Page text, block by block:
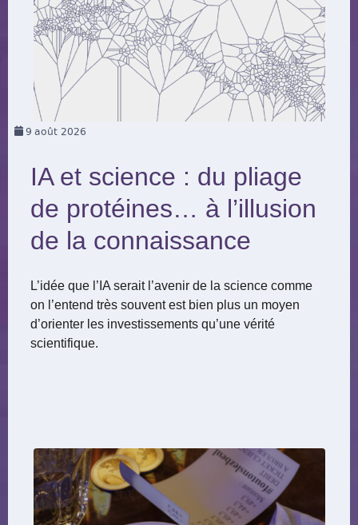
9 août 2026
IA et science : du pliage
de protéines… à l’illusion
de la connaissance
L’idée que l’IA serait l’avenir de la science comme
on l’entend très souvent est bien plus un moyen
d’orienter les investissements qu’une vérité
scientifique.